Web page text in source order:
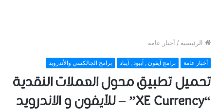
الرئيسية / أخبار عامة
أخبار عامة برامج آيفون , آيبود , آيباد برامج الجالكسي والأندرويد
تحميل تطبيق محول العملات النقدية
“XE Currency” – للآيفون و الاندرويد